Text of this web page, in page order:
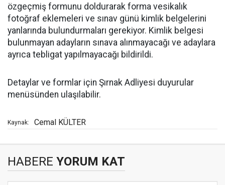
özgeçmiş formunu doldurarak forma vesikalık
fotoğraf eklemeleri ve sınav günü kimlik belgelerini
yanlarında bulundurmaları gerekiyor. Kimlik belgesi
bulunmayan adayların sınava alınmayacağı ve adaylara
ayrıca tebligat yapılmayacağı bildirildi.
Detaylar ve formlar için Şırnak Adliyesi duyurular
menüsünden ulaşılabilir.
Kaynak: Cemal KÜLTER
HABERE YORUM KAT